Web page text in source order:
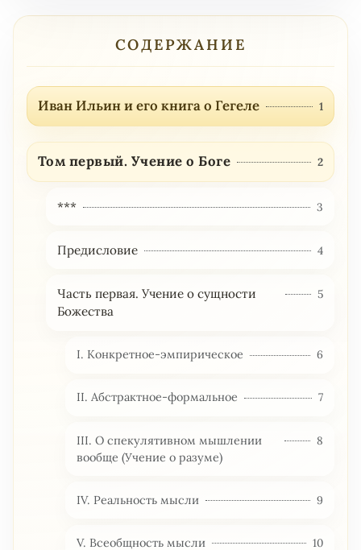
СОДЕРЖАНИЕ
Иван Ильин и его книга о Гегеле 1
Том первый. Учение о Боге 2
*** 3
Предисловие 4
Часть первая. Учение о сущности
Божества
5
I. Конкретное-эмпирическое 6
II. Абстрактное-формальное 7
III. О спекулятивном мышлении
вообще (Учение о разуме)
8
IV. Реальность мысли 9
V. Всеобщность мысли 10